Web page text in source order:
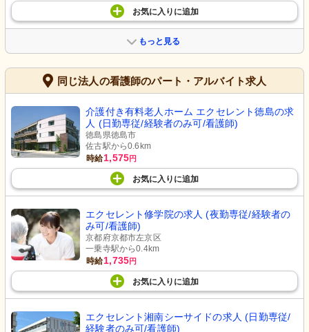
お気に入り に追加
もっと見る
同じ法人の看護師のパート・アルバイト求人
介護付き有料老人ホーム エクセレント徳島の求
人 (日勤専従/経験者のみ可/看護師)
徳島県徳島市
佐古駅から0.6km
時給1,575円
お気に入り に追加
エクセレント修学院の求人 (夜勤専従/経験者の
み可/看護師)
京都府京都市左京区
一乗寺駅から0.4km
時給1,735円
お気に入り に追加
エクセレント湘南シーサイドの求人 (日勤専従/
経験者のみ可/看護師)